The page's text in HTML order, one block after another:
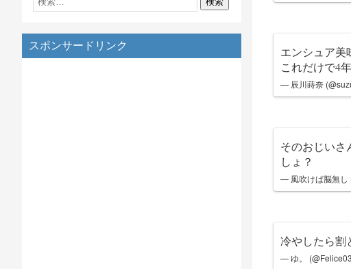
スポンサードリンク
エンシュア美
これだけで4
— 辰川蒔奈
そのおじいさ
しょ？
— 風吹けば脳無し
冷やしたら割
— ゆ。